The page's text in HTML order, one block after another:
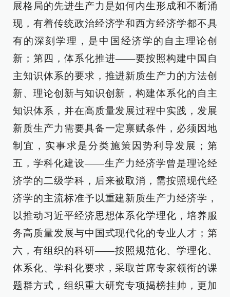
展格局的先进生产力是如何内生形成和不断涌
现，有着传统政治经济学和西方经济学都不具
有的深刻学理，是中国经济学的自主理论创
新；第四，体系化推进——要按照构建中国自
主知识体系的要求，推进新质生产力的方法创
新、理论创新与知识创新，构建体系化的自主
知识体系，并在高质量发展过程中实践，发展
新质生产力需要具备一定禀赋条件，必须因地
制宜，实事求是分类施策因势利导发展；第
五，学科化建设——生产力经济学曾是理论经
济学的二级学科，后来被取消，需按照现代经
济学的主流标准予以重建新质生产力经济学，
以推动习近平经济思想体系化学理化，培养服
务高质量发展与中国式现代化的专业人才；第
六，有组织的科研——按照规范化、学理化、
体系化、学科化要求，采取首席专家领衔的课
题群方式，组织重大研究专项揭榜挂帅，更加